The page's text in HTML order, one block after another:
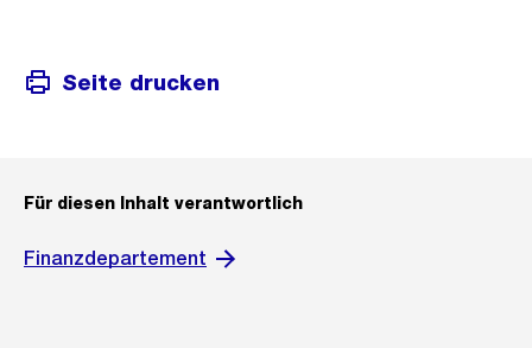
Seite drucken
Für diesen Inhalt verantwortlich
Finanzdepartement